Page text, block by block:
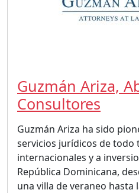
Guzmán Ariza,
Consultores
Guzmán Ariza ha sido
servicios jurídicos de todo
internacionales y a
República Dominicana,
una villa de veraneo